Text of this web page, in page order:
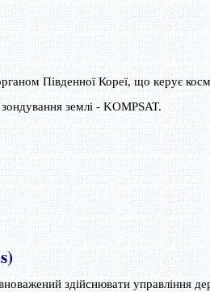
Південної Кореї, що керує
землі - KOMPSAT.
здійснювати управління